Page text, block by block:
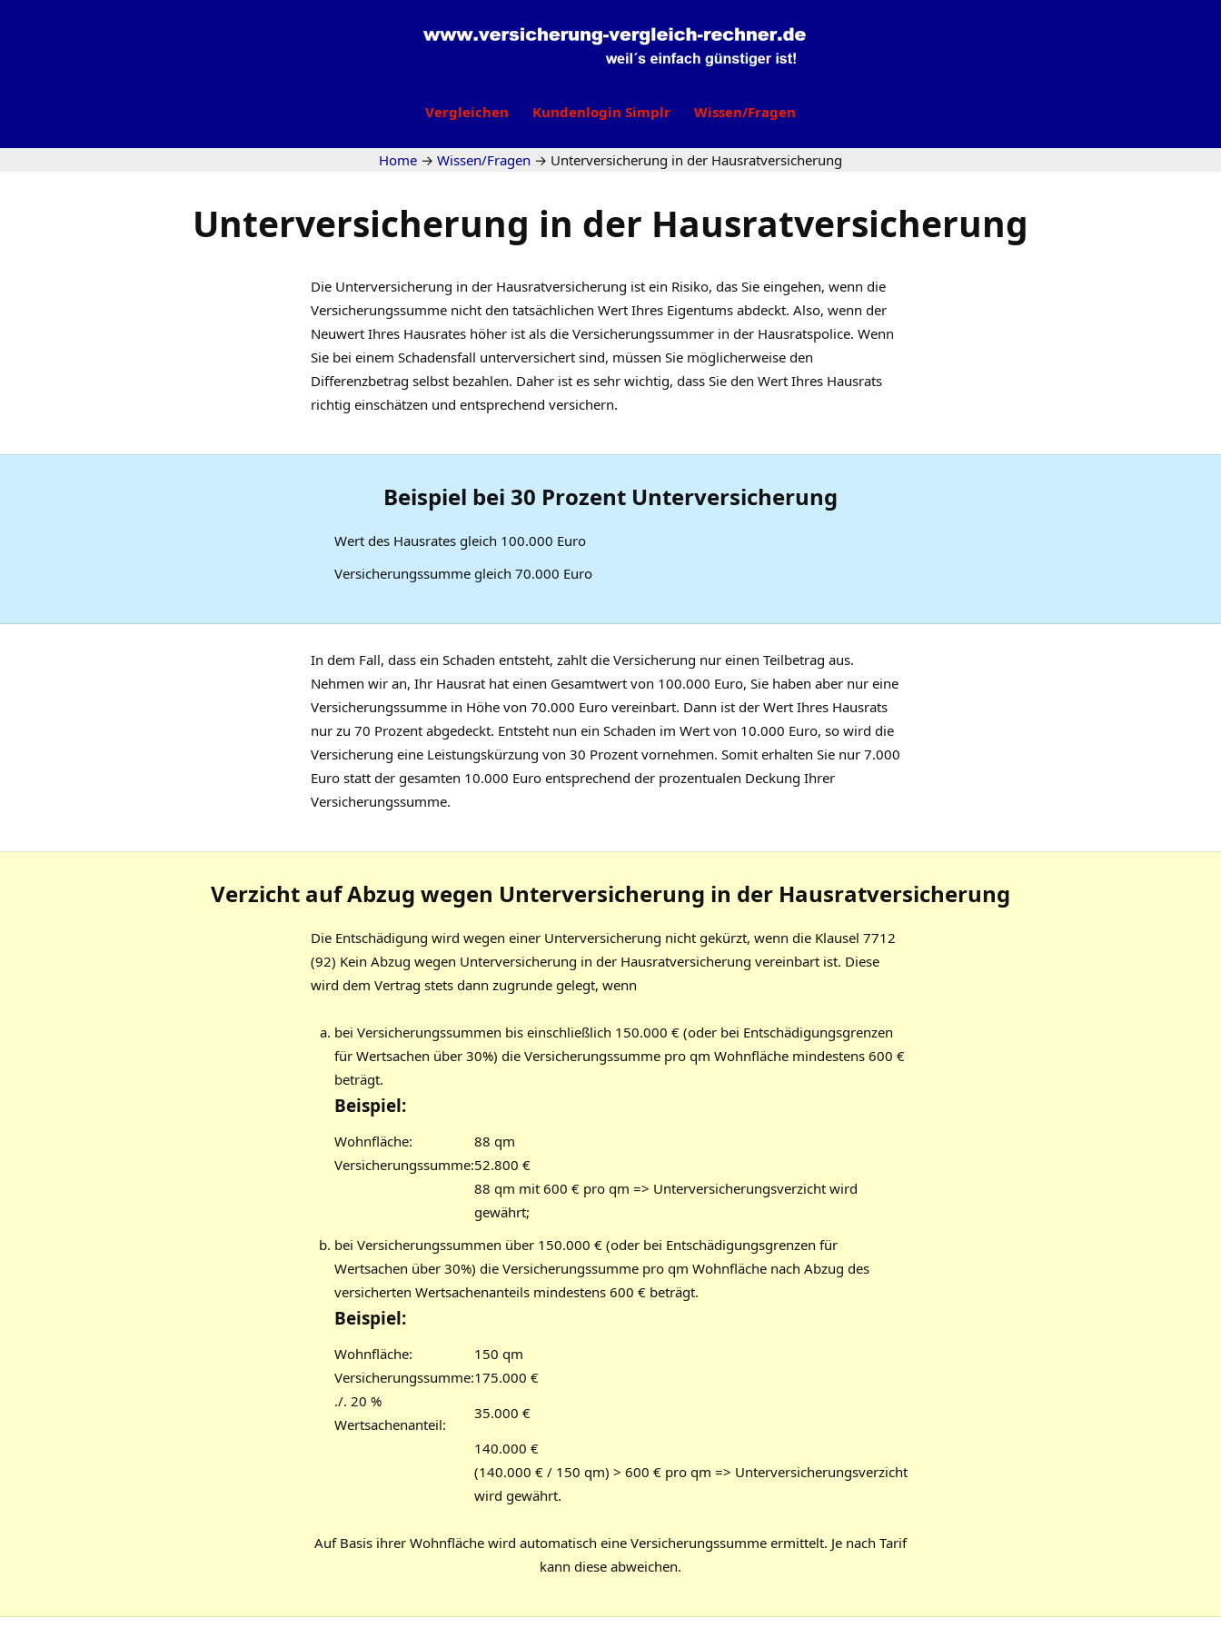
Vergleichen Kundenlogin Simplr Wissen/Fragen
Home → Wissen/Fragen → Unterversicherung in der Hausratversicherung
Unterversicherung in der Hausratversicherung
Die Unterversicherung in der Hausratversicherung ist ein Risiko, das Sie eingehen, wenn die
Versicherungssumme nicht den tatsächlichen Wert Ihres Eigentums abdeckt. Also, wenn der
Neuwert Ihres Hausrates höher ist als die Versicherungssummer in der Hausratspolice. Wenn
Sie bei einem Schadensfall unterversichert sind, müssen Sie möglicherweise den
Differenzbetrag selbst bezahlen. Daher ist es sehr wichtig, dass Sie den Wert Ihres Hausrats
richtig einschätzen und entsprechend versichern.
Beispiel bei 30 Prozent Unterversicherung
Wert des Hausrates gleich 100.000 Euro
Versicherungssumme gleich 70.000 Euro
In dem Fall, dass ein Schaden entsteht, zahlt die Versicherung nur einen Teilbetrag aus.
Nehmen wir an, Ihr Hausrat hat einen Gesamtwert von 100.000 Euro, Sie haben aber nur eine
Versicherungssumme in Höhe von 70.000 Euro vereinbart. Dann ist der Wert Ihres Hausrats
nur zu 70 Prozent abgedeckt. Entsteht nun ein Schaden im Wert von 10.000 Euro, so wird die
Versicherung eine Leistungskürzung von 30 Prozent vornehmen. Somit erhalten Sie nur 7.000
Euro statt der gesamten 10.000 Euro entsprechend der prozentualen Deckung Ihrer
Versicherungssumme.
Verzicht auf Abzug wegen Unterversicherung in der Hausratversicherung
Die Entschädigung wird wegen einer Unterversicherung nicht gekürzt, wenn die Klausel 7712
(92) Kein Abzug wegen Unterversicherung in der Hausratversicherung vereinbart ist. Diese
wird dem Vertrag stets dann zugrunde gelegt, wenn
bei Versicherungssummen bis einschließlich 150.000 € (oder bei Entschädigungsgrenzen
für Wertsachen über 30%) die Versicherungssumme pro qm Wohnfläche mindestens 600 €
beträgt.
Beispiel:
Wohnfläche:
88 qm
Versicherungssumme:52.800 €
88 qm mit 600 € pro qm => Unterversicherungsverzicht wird
gewährt;
bei Versicherungssummen über 150.000 € (oder bei Entschädigungsgrenzen für
Wertsachen über 30%) die Versicherungssumme pro qm Wohnfläche nach Abzug des
versicherten Wertsachenanteils mindestens 600 € beträgt.
Beispiel:
Wohnfläche:
150 qm
Versicherungssumme:175.000 €
./. 20 %
Wertsachenanteil:
35.000 €
140.000 €
(140.000 € / 150 qm) > 600 € pro qm => Unterversicherungsverzicht
wird gewährt.
Auf Basis ihrer Wohnfläche wird automatisch eine Versicherungssumme ermittelt. Je nach Tarif
kann diese abweichen.